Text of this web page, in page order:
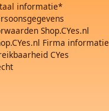
informatie*
Shop.CYes.nl
Firma informatie
CYes